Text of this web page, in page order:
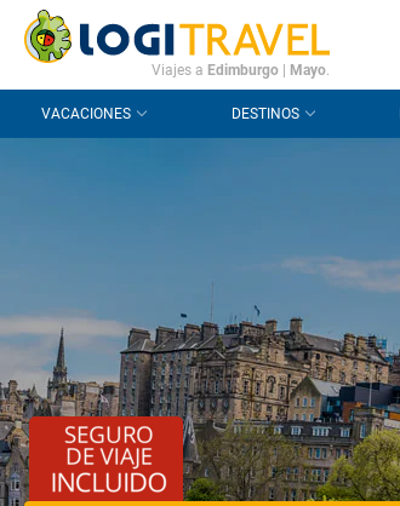
CONTACTO PREGUNTAS FRECUENTES
Viajes a Edimburgo| Mayo.
VACACIONES DESTINOS